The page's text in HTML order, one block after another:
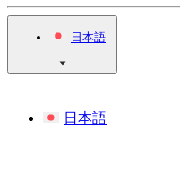
日本語
日本語